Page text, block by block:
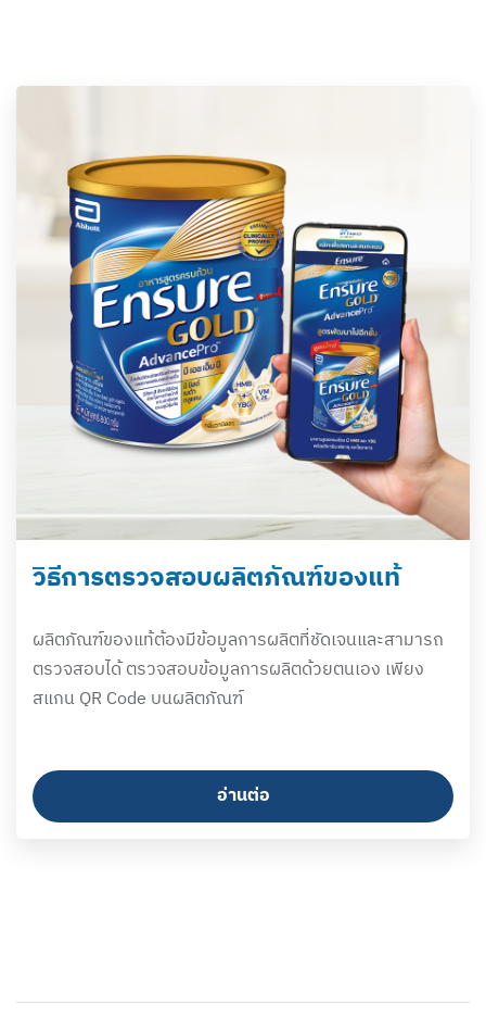
วิธีการตรวจสอบผลิตภัณฑ์ของแท้​
ผลิตภัณฑ์ของแท้ต้องมีข้อมูลการผลิตที่ชัดเจนและสามารถ
ตรวจสอบได้ ตรวจสอบข้อมูลการผลิตด้วยตนเอง เพียง
สแกน QR Code บนผลิตภัณฑ์​
อ่านต่อ​